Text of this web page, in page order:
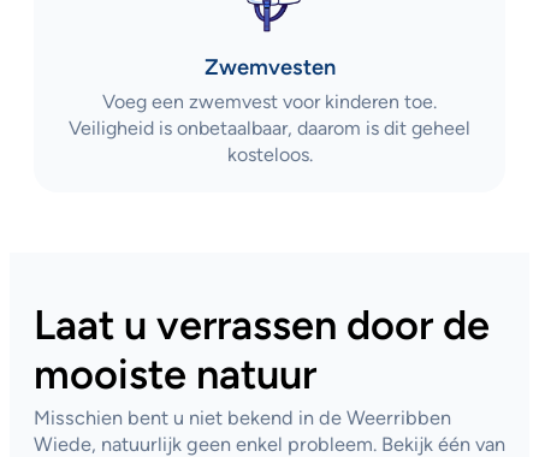
Zwemvesten
Voeg een zwemvest voor kinderen toe.
Veiligheid is onbetaalbaar, daarom is dit geheel
kosteloos.
Laat u verrassen door de
mooiste natuur
Misschien bent u niet bekend in de Weerribben
Wiede, natuurlijk geen enkel probleem. Bekijk één van